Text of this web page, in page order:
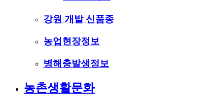
강원 개발 신품종
농업현장정보
병해충발생정보
농촌생활문화